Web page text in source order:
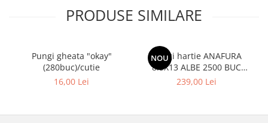
PRODUSE SIMILARE
Pungi gheata "okay"
(280buc)/cutie
16,00 Lei
NOU
Pungi hartie ANAFURA
8.5X13 ALBE 2500 BUC
CUTIE
239,00 Lei